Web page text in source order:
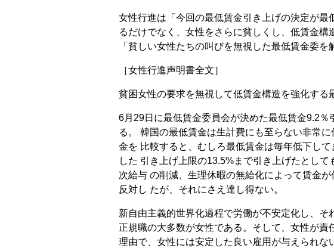
女性行進は「今回の最低賃金引き上げの決定が最
るだけでなく、女性をさらに貧しくし、低賃金構
「貧しい女性たちの叫びを無視した最低賃金委を
［女性行進声明書全文］
貧困女性の要求を無視して低賃金構造を強化する
6月29日に最低賃金委員会が決めた最低賃金9.2％
る。 韓国の最低賃金は生計費にも至らない非常
金を 比較すると、むしろ最低賃金は毎年低下し
した 引き上げ上限の13.5%まで引き上げたとして
次給与 の削減、生理休暇の無給化によって賃金
反対し たが、それにさえ達し得ない。
新自由主義的世界化過程で労働が不安定化し、そ
正規職の大多数が女性である。そして、女性が責
理由で、女性には安定した良い雇用が与えられな